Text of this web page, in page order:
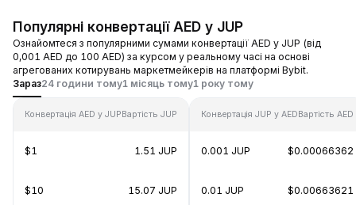
Популярні конвертації AED у JUP
Ознайомтеся з популярними сумами конвертації AED у JUP (від
0,001 AED до 100 AED) за курсом у реальному часі на основі
агрегованих котирувань маркетмейкерів на платформі Bybit.
Зараз24 години тому1 місяць тому1 року тому
Конвертація AED у JUPВартість JUP
$1 1.51 JUP
$10 15.07 JUP
Конвертація JUP у AEDВартість AED
0.001 JUP $0.00066362
0.01 JUP $0.00663621